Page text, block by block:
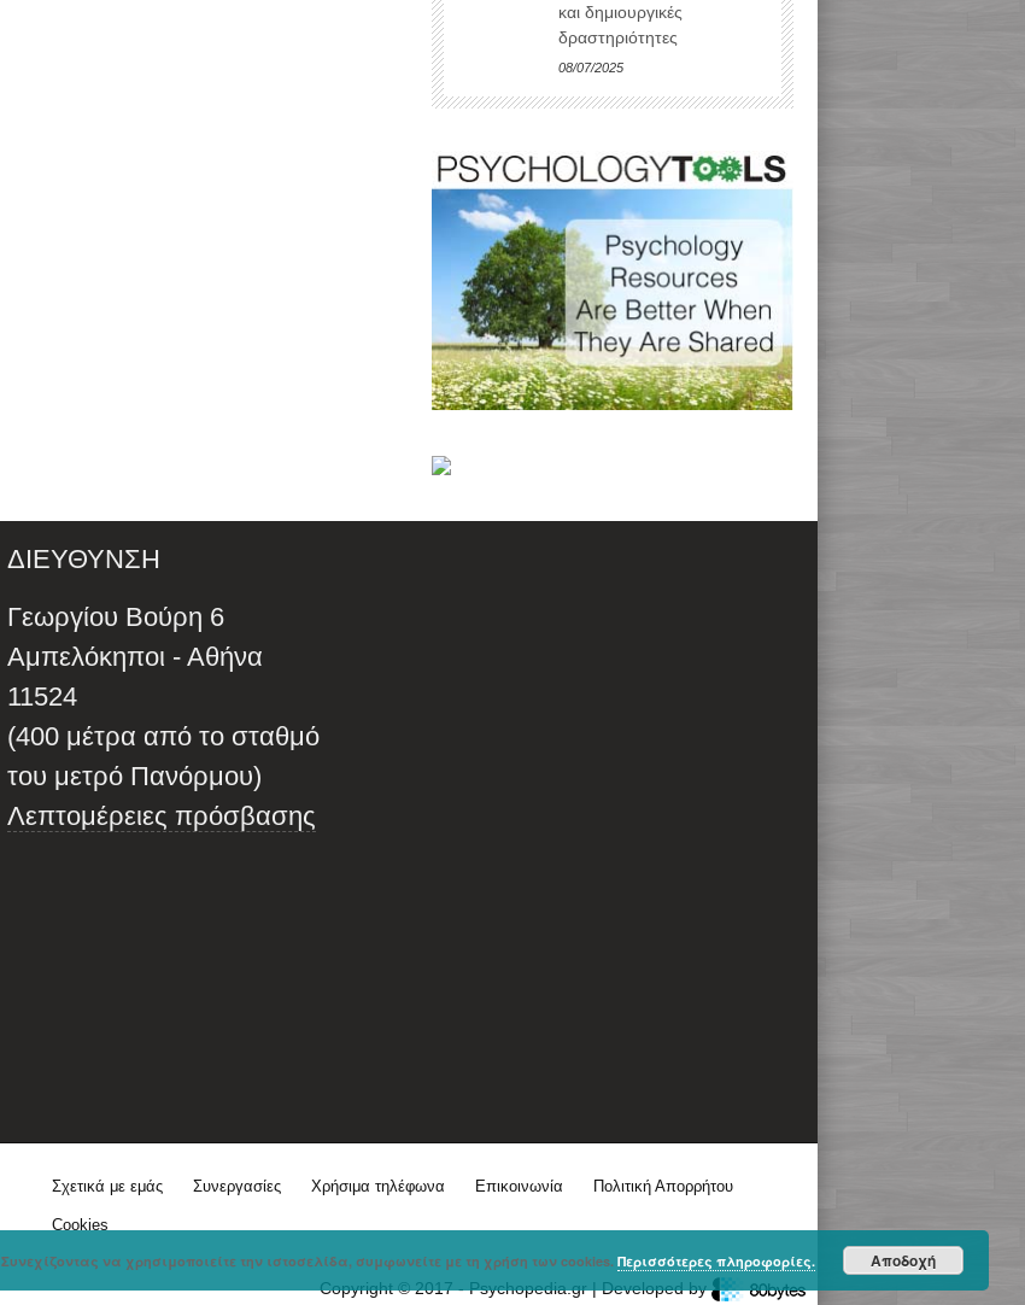
και δημιουργικές
δραστηριότητες
08/07/2025
ΔΙΕΥΘΥΝΣΗ
Γεωργίου Βούρη 6
Αμπελόκηποι - Αθήνα
11524
(400 μέτρα από το σταθμό
του μετρό Πανόρμου)
Λεπτομέρειες πρόσβασης
Σχετικά με εμάς Συνεργασίες Χρήσιμα τηλέφωνα Επικοινωνία Πολιτική Απορρήτου
Cookies
Copyright © 2017 - Psychopedia.gr | Developed by
Συνεχίζοντας να χρησιμοποιείτε την ιστοσελίδα, συμφωνείτε με τη χρήση των cookies. Περισσότερες πληροφορίες. Αποδοχή